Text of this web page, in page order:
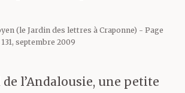
(le Jardin des lettres à Craponne)
Page
septembre 2009
l’Andalousie, une petite